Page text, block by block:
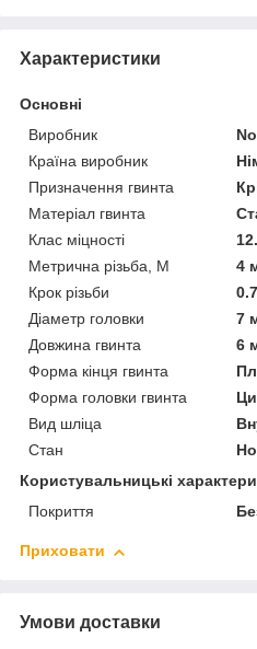
Характеристики
Основні
Виробник
Країна виробник
Призначення гвинта
Матеріал гвинта
Клас міцності
Метрична різьба, М
4
Крок різьби
Діаметр головки
7
Довжина гвинта
6
Форма кінця гвинта
Форма головки гвинта
Вид шліца
Стан
Користувальницькі
Покриття
Приховати
Умови доставки